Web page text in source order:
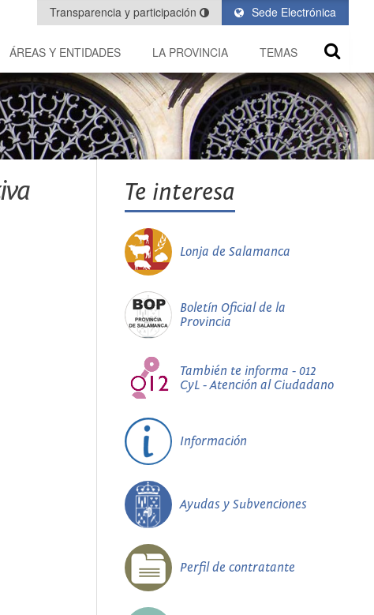
Sede Electrónica
Transparencia y participación
ÁREAS Y ENTIDADES LA PROVINCIA TEMAS
Te interesa
Lonja de Salamanca
Boletín Oficial de la
Provincia
También te informa - 012
CyL - Atención al Ciudadano
Información
Ayudas y Subvenciones
Perfil de contratante